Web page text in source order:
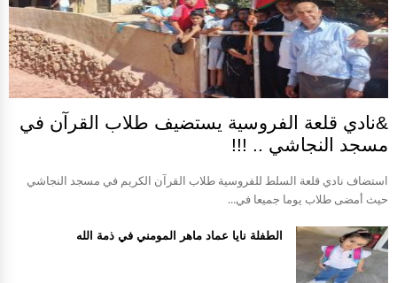
&نادي قلعة الفروسية يستضيف طلاب القرآن في
مسجد النجاشي .. !!!
استضاف نادي قلعة السلط للفروسية طلاب القرآن الكريم في مسجد النجاشي
حيث أمضى طلاب يوما جميعا في...
الطفلة نايا عماد ماهر المومني في ذمة الله